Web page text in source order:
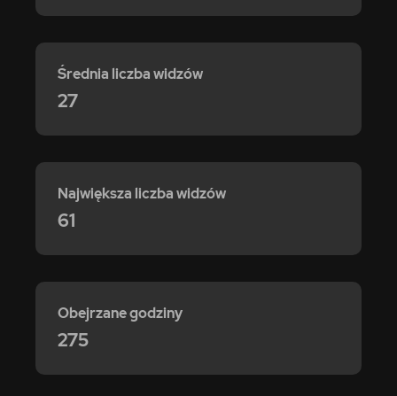
Średnia liczba widzów
27
Największa liczba widzów
61
Obejrzane godziny
275